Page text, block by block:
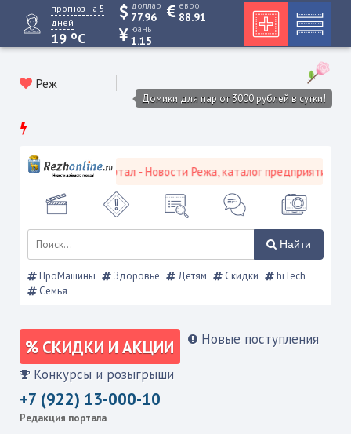
прогноз на 5
дней
19 oC
доллар
77.96
евро
88.91
юань
1.15
Реж
Домики для пар от 3000 рублей в сутки!
городской портал - Новости Режа, каталог предприятий,
Найти
ПроМашины Здоровье Детям Скидки
hiTech
Семья
СКИДКИ И АКЦИИ Новые поступления
Конкурсы и розыгрыши
+7 (922) 13-000-10
Редакция портала